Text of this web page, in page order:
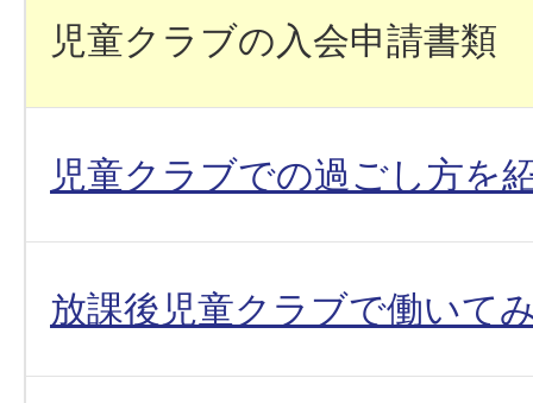
児童クラブの入会申請書類
児童クラブでの過ごし方を
放課後児童クラブで働いて